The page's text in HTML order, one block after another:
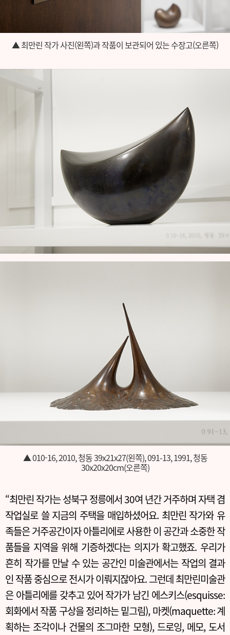
▲ 최만린 작가 사진(왼쪽)과 작품이 보관되어 있는 수장고(오른쪽)
▲ 010-16, 2010, 청동 39x21x27(왼쪽), 091-13, 1991, 청동
30x20x20cm(오른쪽)
“최만린 작가는 성북구 정릉에서 30여 년간 거주하며 자택 겸
작업실로 쓸 지금의 주택을 매입하셨어요. 최만린 작가와 유
족들은 거주공간이자 아틀리에로 사용한 이 공간과 소중한 작
품들을 지역을 위해 기증하겠다는 의지가 확고했죠. 우리가
흔히 작가를 만날 수 있는 공간인 미술관에서는 작업의 결과
인 작품 중심으로 전시가 이뤄지잖아요. 그런데 최만린미술관
은 아틀리에를 갖추고 있어 작가가 남긴 에스키스(esquisse:
회화에서 작품 구상을 정리하는 밑그림), 마켓(maquette: 계
획하는 조각이나 건물의 조그마한 모형), 드로잉, 메모, 도서